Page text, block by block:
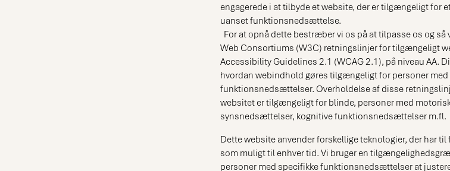
engagerede i at tilbyde et website, der er tilgængeligt for
uanset funktionsnedsættelse.
For at opnå dette bestræber vi os på at tilpasse os og
Web Consortiums (W3C) retningslinjer for tilgængeligt
Accessibility Guidelines 2.1 (WCAG 2.1), på niveau AA.
hvordan webindhold gøres tilgængeligt for personer med
funktionsnedsættelser. Overholdelse af disse
websitet er tilgængeligt for blinde, personer med
synsnedsættelser, kognitive funktionsnedsættelser m.fl.
Dette website anvender forskellige teknologier, der har
som muligt til enhver tid. Vi bruger en
personer med specifikke funktionsnedsættelser at